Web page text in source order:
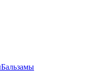
Бальзамы